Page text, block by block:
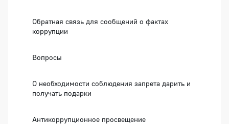
Обратная связь для сообщений о фактах
коррупции
Вопросы
О необходимости соблюдения запрета дарить и
получать подарки
Антикоррупционное просвещение